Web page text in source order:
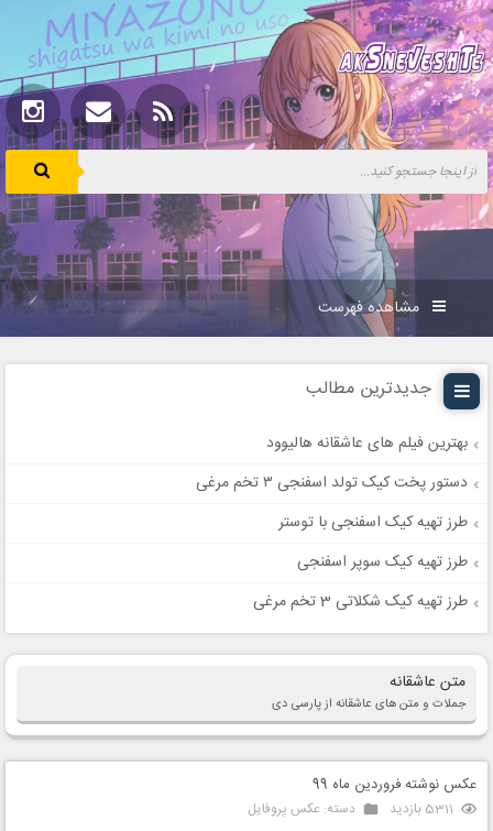
مشاهده فهرست
جدیدترین مطالب
بهترین فیلم های عاشقانه هالیوود
دستور پخت کیک تولد اسفنجی ۳ تخم مرغی
طرز تهیه کیک اسفنجی با توستر
طرز تهیه کیک سوپر اسفنجی
طرز تهیه کیک شکلاتی 3 تخم مرغی
متن عاشقانه
جملات و متن های عاشقانه از پارسی دی
عکس نوشته فروردین ماه 99
5311 بازدید دسته: عکس پروفایل